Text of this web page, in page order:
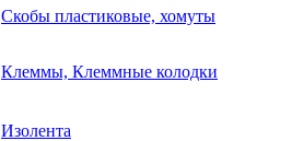
Скобы пластиковые, хомуты
Клеммы, Клеммные колодки
Изолента